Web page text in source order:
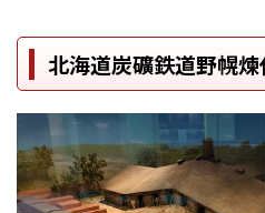
北海道炭礦鉄道野幌